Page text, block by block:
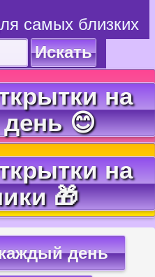
самых близких
Искать
на
😊
на
🎁
день